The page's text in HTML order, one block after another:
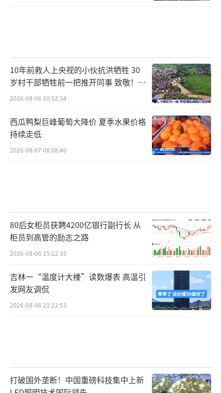
10年前救人上央视的小伙抗洪牺牲 30
岁村干部牺牲前一把推开同事 致敬！送
别！
2026-08-06 10:52:34
西瓜鸭梨巨峰葡萄大降价 夏季水果价格
持续走低
2026-08-07 08:08:46
80后女柜员获聘4200亿银行副行长 从
柜员到高管的励志之路
2026-08-06 15:12:35
吉林一“温度计大楼”读数爆表 高温引
发网友调侃
2026-08-06 21:22:53
打破国外垄断！中国重磅科技集中上新